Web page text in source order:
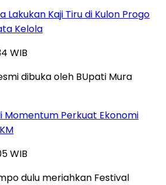
Lakukan Kaji Tiru di Kulon Progo
Kelola
WIB
Momentum Perkuat Ekonomi
WIB